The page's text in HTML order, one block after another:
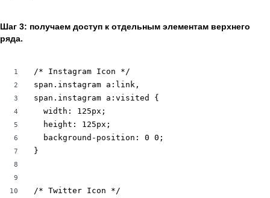
Шаг 3: получаем доступ к отдельным элементам верхнего
ряда.
1
2
3
4
5
6
7
8
9
10
/* Instagram Icon */
span.instagram a:link,
span.instagram a:visited {
  width: 125px;
  height: 125px;
  background-position: 0 0;
}
/* Twitter Icon */